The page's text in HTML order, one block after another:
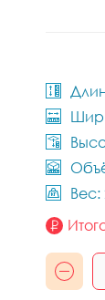
Вес: